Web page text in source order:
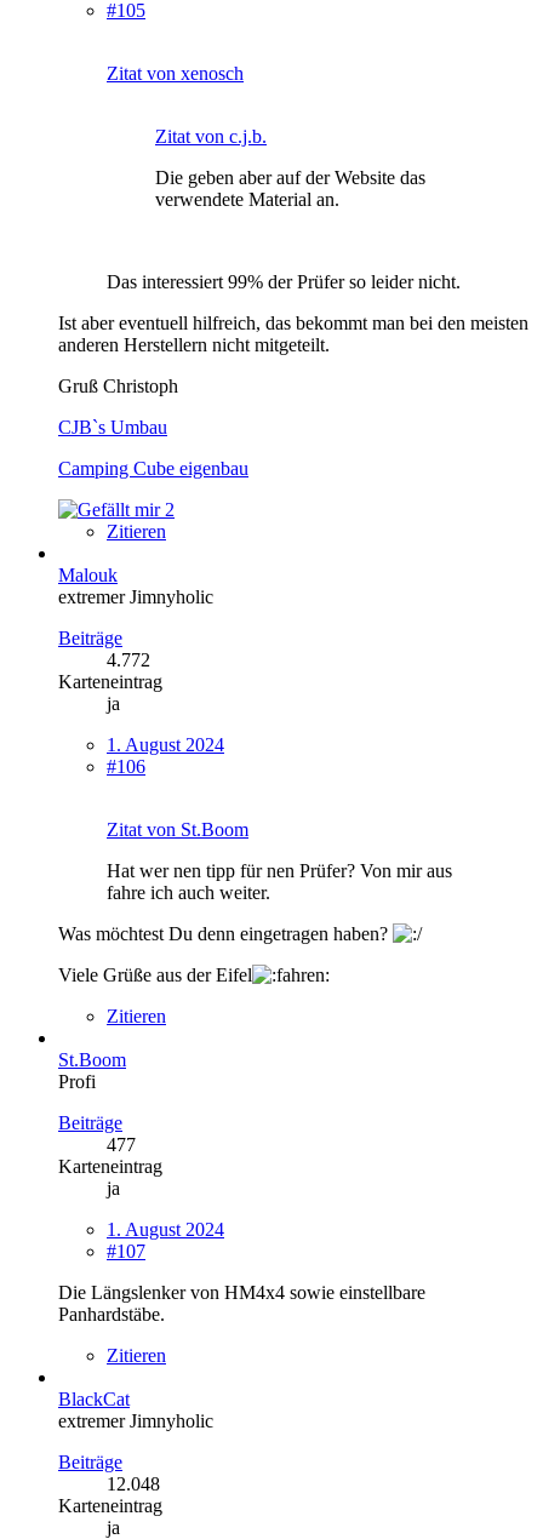
#105
Zitat von xenosch
Zitat von c.j.b.
Die geben aber auf der Website das
verwendete Material an.
Das interessiert 99% der Prüfer so leider nicht.
Ist aber eventuell hilfreich, das bekommt man bei den meisten
anderen Herstellern nicht mitgeteilt.
Gruß Christoph
CJB`s Umbau
Camping Cube eigenbau
2
Zitieren
Malouk
extremer Jimnyholic
Beiträge
4.772
Karteneintrag
ja
1. August 2024
#106
Zitat von St.Boom
Hat wer nen tipp für nen Prüfer? Von mir aus
fahre ich auch weiter.
Was möchtest Du denn eingetragen haben?
Viele Grüße aus der Eifel
Zitieren
St.Boom
Profi
Beiträge
477
Karteneintrag
ja
1. August 2024
#107
Die Längslenker von HM4x4 sowie einstellbare
Panhardstäbe.
Zitieren
BlackCat
extremer Jimnyholic
Beiträge
12.048
Karteneintrag
ja